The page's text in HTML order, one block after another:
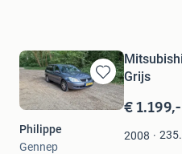
Bewaren
in
Favorieten
Grijs
€ 1.199,-
2008
Philippe
Gennep